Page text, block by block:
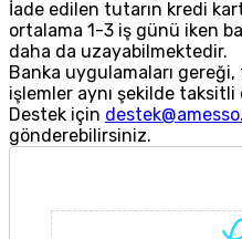
İade edilen tutarın kredi
ortalama 1-3 iş günü iken
daha da uzayabilmektedir.
Banka uygulamaları
işlemler aynı şekilde
Destek için
gönderebilirsiniz.